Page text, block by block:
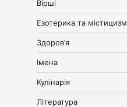
Вірші
Езотерика та містицизм
Здоров’я
Імена
Кулінарія
Література